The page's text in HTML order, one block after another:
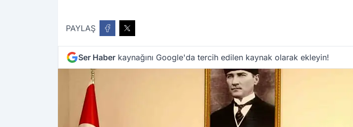
PAYLAŞ
Ser Haber kaynağını Google'da tercih edilen kaynak olarak ekleyin!